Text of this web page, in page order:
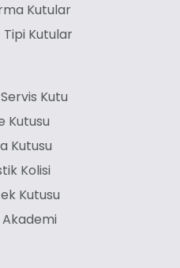
Kutular
Kutular
Kutu
Kutusu
Kutusu
Kolisi
Kutusu